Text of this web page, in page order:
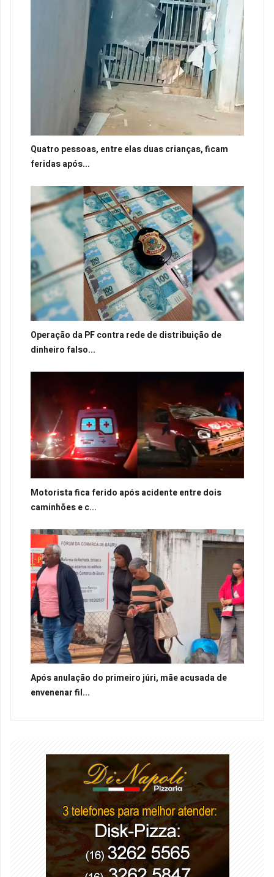
Quatro pessoas, entre elas duas crianças, ficam
feridas após...
Operação da PF contra rede de distribuição de
dinheiro falso...
Motorista fica ferido após acidente entre dois
caminhões e c...
Após anulação do primeiro júri, mãe acusada de
envenenar fil...